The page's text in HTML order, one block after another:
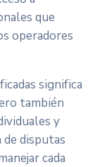
que
operadores
significa
también
y
de disputas
cada